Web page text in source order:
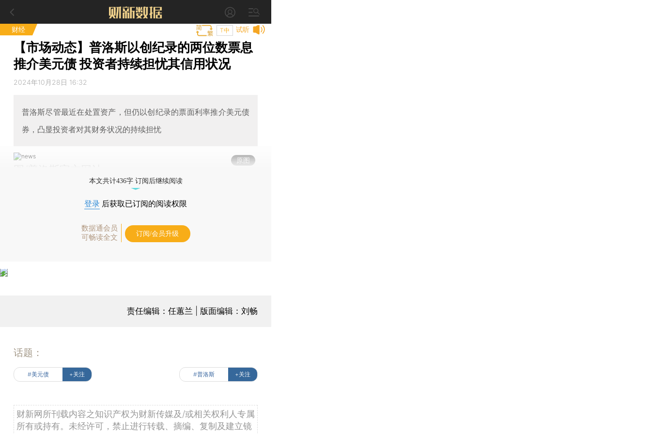
财经 试听
T中
【市场动态】普洛斯以创纪录的两位数票息
推介美元债 投资者持续担忧其信用状况
2024年10月28日 16:32
普洛斯尽管最近在处置资产，但仍以创纪录的票面利率推介美元债
券，凸显投资者对其财务状况的持续担忧
原图
本文共计436字 订阅后继续阅读
登录 后获取已订阅的阅读权限
数据通会员
可畅读全文
订阅/会员升级
责任编辑：任蕙兰 | 版面编辑：刘畅
话题：
#美元债 +关注 #普洛斯 +关注
财新网所刊载内容之知识产权为财新传媒及/或相关权利人专属
所有或持有。未经许可，禁止进行转载、摘编、复制及建立镜